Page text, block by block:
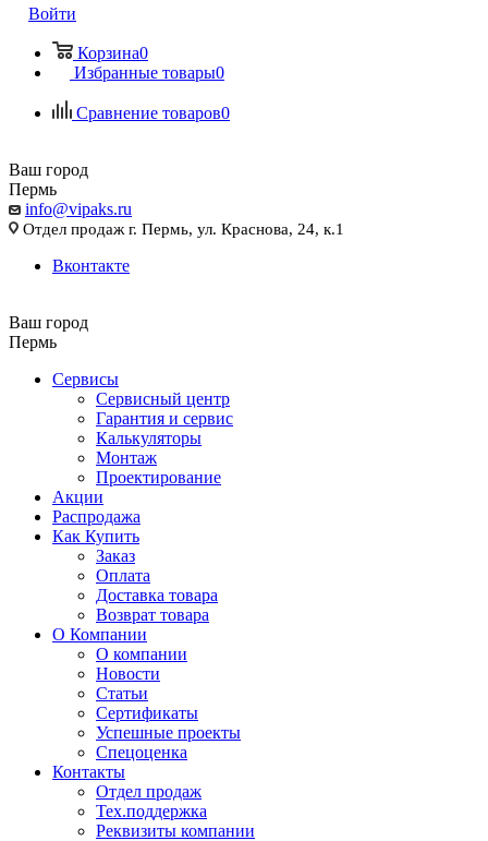
Войти
Корзина0
Избранные товары0
Сравнение товаров0
Ваш город
Пермь
info@vipaks.ru
Отдел продаж г. Пермь, ул. Краснова, 24, к.1
Вконтакте
Ваш город
Пермь
Сервисы
Сервисный центр
Гарантия и сервис
Калькуляторы
Монтаж
Проектирование
Акции
Распродажа
Как Купить
Заказ
Оплата
Доставка товара
Возврат товара
О Компании
О компании
Новости
Статьи
Сертификаты
Успешные проекты
Спецоценка
Контакты
Отдел продаж
Тех.поддержка
Реквизиты компании